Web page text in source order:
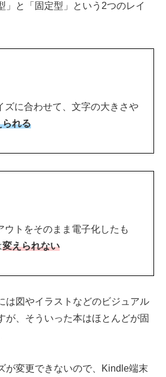
」と「固定型」という2つのレイ
ズに合わせて、文字の大きさや
られる
トをそのまま電子化したも
変えられない
は図やイラストなどのビジュアル
が、そういった本はほとんどが固
が変更できないので、Kindle端末